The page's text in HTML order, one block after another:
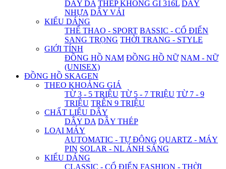
DÂY DA THÉP KHÔNG GỈ 316L DÂY
NHỰA DÂY VẢI
KIỂU DÁNG
THỂ THAO - SPORT BASSIC - CỔ ĐIỂN
SANG TRỌNG THỜI TRANG - STYLE
GIỚI TÍNH
ĐỒNG HỒ NAM ĐỒNG HỒ NỮ NAM - NỮ
(UNISEX)
ĐỒNG HỒ SKAGEN
THEO KHOẢNG GIÁ
TỪ 3 - 5 TRIỆU TỪ 5 - 7 TRIỆU TỪ 7 - 9
TRIỆU TRÊN 9 TRIỆU
CHẤT LIỆU DÂY
DÂY DA DÂY THÉP
LOẠI MÁY
AUTOMATIC - TỰ ĐỘNG QUARTZ - MÁY
PIN SOLAR - NL ÁNH SÁNG
KIỂU DÁNG
CLASSIC - CỔ ĐIỂN FASHION - THỜI